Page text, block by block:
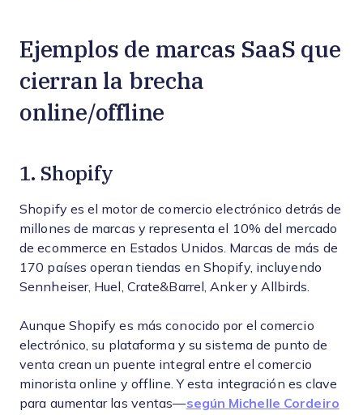
Ejemplos de marcas SaaS que
cierran la brecha
online/offline
1. Shopify
Shopify es el motor de comercio electrónico detrás de
millones de marcas y representa el 10% del mercado
de ecommerce en Estados Unidos. Marcas de más de
170 países operan tiendas en Shopify, incluyendo
Sennheiser, Huel, Crate&Barrel, Anker y Allbirds.
Aunque Shopify es más conocido por el comercio
electrónico, su plataforma y su sistema de punto de
venta crean un puente integral entre el comercio
minorista online y offline. Y esta integración es clave
para aumentar las ventas—según Michelle Cordeiro